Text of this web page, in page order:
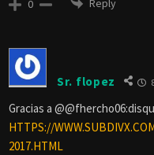
0
Sr. flopez
Gracias a
HTTPS://
2017.HTML